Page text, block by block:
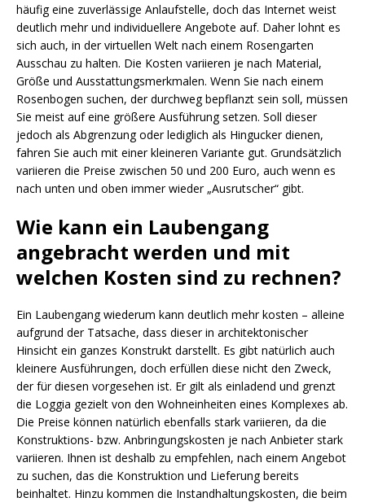
häufig eine zuverlässige Anlaufstelle, doch das Internet weist
deutlich mehr und individuellere Angebote auf. Daher lohnt es
sich auch, in der virtuellen Welt nach einem Rosengarten
Ausschau zu halten. Die Kosten variieren je nach Material,
Größe und Ausstattungsmerkmalen. Wenn Sie nach einem
Rosenbogen suchen, der durchweg bepflanzt sein soll, müssen
Sie meist auf eine größere Ausführung setzen. Soll dieser
jedoch als Abgrenzung oder lediglich als Hingucker dienen,
fahren Sie auch mit einer kleineren Variante gut. Grundsätzlich
variieren die Preise zwischen 50 und 200 Euro, auch wenn es
nach unten und oben immer wieder „Ausrutscher“ gibt.
Wie kann ein Laubengang
angebracht werden und mit
welchen Kosten sind zu rechnen?
Ein Laubengang wiederum kann deutlich mehr kosten – alleine
aufgrund der Tatsache, dass dieser in architektonischer
Hinsicht ein ganzes Konstrukt darstellt. Es gibt natürlich auch
kleinere Ausführungen, doch erfüllen diese nicht den Zweck,
der für diesen vorgesehen ist. Er gilt als einladend und grenzt
die Loggia gezielt von den Wohneinheiten eines Komplexes ab.
Die Preise können natürlich ebenfalls stark variieren, da die
Konstruktions- bzw. Anbringungskosten je nach Anbieter stark
variieren. Ihnen ist deshalb zu empfehlen, nach einem Angebot
zu suchen, das die Konstruktion und Lieferung bereits
beinhaltet. Hinzu kommen die Instandhaltungskosten, die beim